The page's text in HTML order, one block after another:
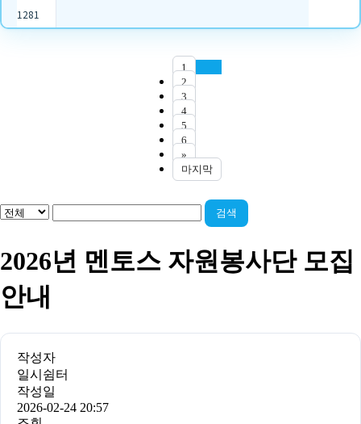
1281
1
2
3
4
5
6
»
마지막
검색
2026년 멘토스 자원봉사단 모집
안내
작성자
일시쉼터
작성일
2026-02-24 20:57